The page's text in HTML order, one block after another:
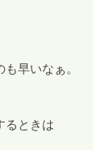
早いなぁ。
るときは